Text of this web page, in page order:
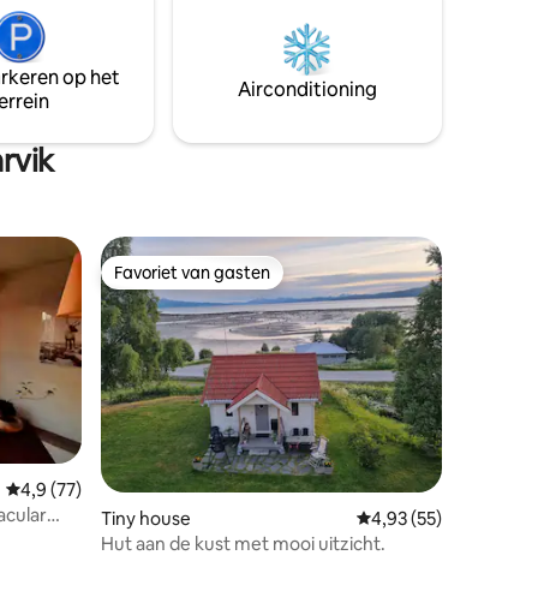
centrum van Narvik. De plek voor u die
net dat beetje extra wilt. Eigen jacuzzi,
heerlijke sauna met panoramisch
uitzicht, hoge standaard en gepolijste
op het
Airconditioning
Gemiddelde beoordeling van 4,9 op 5, 77 recensies
4,9 (77)
Favoriet van gasten
Favoriet van gasten
Tiny house Gemiddelde
4,93 (55)
Hut aan de kust met mooi uitzicht.